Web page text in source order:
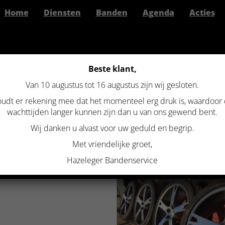
Home Diensten Banden Agenda Acties
Originele velgenset ABT AR by BBS 22 inch 5×130 voor Porsche Cayenne,
ABT AR BY BBS
PORSCHE CAYENNE, AUDI
TOUAREG
Beste klant,
Van 10 augustus tot 16 augustus zijn wij gesloten.
er rekening mee dat het momenteel erg druk is, waardoor
wachttijden langer kunnen zijn dan u van ons gewend bent.
Wij danken u alvast voor uw geduld en begrip.
Met vriendelijke groet,
Hazeleger Bandenservice